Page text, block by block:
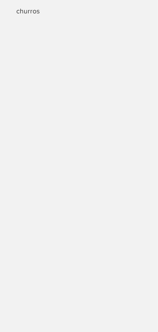
churros